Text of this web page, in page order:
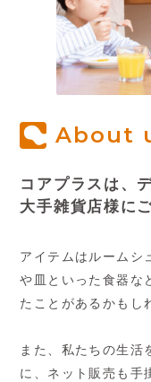
About
コアプラスは、
大手雑貨店様に
アイテムはルームシ
や皿といった食器な
たことがあるかもし
また、私たちの生活
に、ネット販売も手